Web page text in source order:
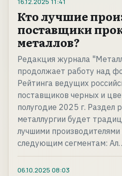
Кто лучшие
поставщики
металлов?
Редакция журнала
продолжает работу над
Рейтинга ведущих
поставщиков черных и
полугодие 2025 г. Раздел
металлургии будет
лучшими
следующим сегментам:
06.10.2025 08:03